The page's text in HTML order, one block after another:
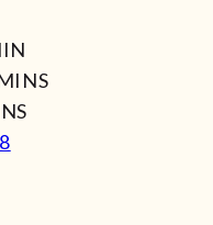
8